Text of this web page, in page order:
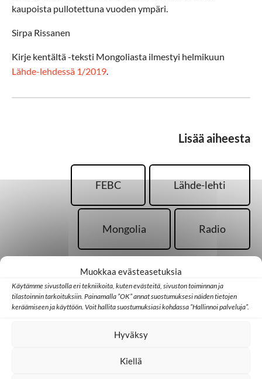
Muokkaa evästeasetuksia
Käytämme sivustolla eri tekniikoita, kuten evästeitä, sivuston toiminnan ja
tilastoinnin tarkoituksiin. Painamalla ”OK” annat suostumuksesi näiden tietojen
keräämiseen ja käyttöön. Voit hallita suostumuksiasi kohdassa ”Hallinnoi palveluja”.
Hyväksy
Kiellä
kaupoista pullotettuna vuoden ympäri.
Sirpa Rissanen
Kirje kentältä -teksti Mongoliasta ilmestyi helmikuun
Lähde-lehdessä 1/2019.
Lisää aiheesta
FEBC Lähde-lehti
Mongolia Radio
Medialähetyspäivät Seurakunta